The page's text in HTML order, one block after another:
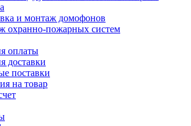
и монтаж домофонов
охранно-пожарных систем
оплаты
доставки
поставки
на товар